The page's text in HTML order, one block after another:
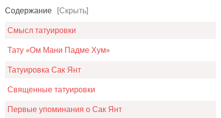
Содержание [Скрыть]
Смысл татуировки
Тату «Ом Мани Падме Хум»
Татуировка Сак Янт
Священные татуировки
Первые упоминания о Сак Янт